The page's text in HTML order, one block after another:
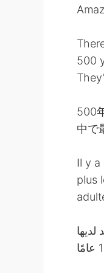
500
500
中で
Il y a
plus